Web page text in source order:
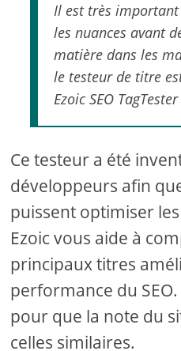
Il est très
les nuances avant
matière dans les
le testeur de titre
Ezoic SEO
Ce testeur a été
développeurs afin
puissent optimiser
Ezoic vous aide à
principaux titres
performance du
pour que la note du
celles similaires.